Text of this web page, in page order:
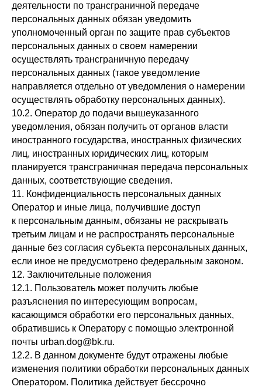
деятельности по трансграничной передаче
персональных данных обязан уведомить
уполномоченный орган по защите прав субъектов
персональных данных о своем намерении
осуществлять трансграничную передачу
персональных данных (такое уведомление
направляется отдельно от уведомления о намерении
осуществлять обработку персональных данных).
10.2. Оператор до подачи вышеуказанного
уведомления, обязан получить от органов власти
иностранного государства, иностранных физических
лиц, иностранных юридических лиц, которым
планируется трансграничная передача персональных
данных, соответствующие сведения.
11. Конфиденциальность персональных данных
Оператор и иные лица, получившие доступ
к персональным данным, обязаны не раскрывать
третьим лицам и не распространять персональные
данные без согласия субъекта персональных данных,
если иное не предусмотрено федеральным законом.
12. Заключительные положения
12.1. Пользователь может получить любые
разъяснения по интересующим вопросам,
касающимся обработки его персональных данных,
обратившись к Оператору с помощью электронной
почты urban.dog@bk.ru.
12.2. В данном документе будут отражены любые
изменения политики обработки персональных данных
Оператором. Политика действует бессрочно